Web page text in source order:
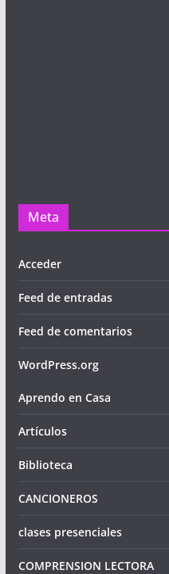
Meta
Acceder
Feed de entradas
Feed de comentarios
WordPress.org
Aprendo en Casa
Artículos
Biblioteca
CANCIONEROS
clases presenciales
COMPRENSION LECTORA